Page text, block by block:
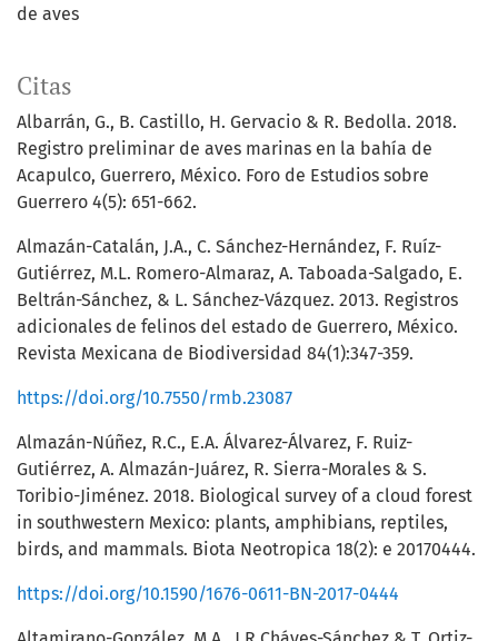
de aves
Citas
Albarrán, G., B. Castillo, H. Gervacio & R. Bedolla. 2018.
Registro preliminar de aves marinas en la bahía de
Acapulco, Guerrero, México. Foro de Estudios sobre
Guerrero 4(5): 651-662.
Almazán-Catalán, J.A., C. Sánchez-Hernández, F. Ruíz-
Gutiérrez, M.L. Romero-Almaraz, A. Taboada-Salgado, E.
Beltrán-Sánchez, & L. Sánchez-Vázquez. 2013. Registros
adicionales de felinos del estado de Guerrero, México.
Revista Mexicana de Biodiversidad 84(1):347-359.
https://doi.org/10.7550/rmb.23087
Almazán-Núñez, R.C., E.A. Álvarez-Álvarez, F. Ruiz-
Gutiérrez, A. Almazán-Juárez, R. Sierra-Morales & S.
Toribio-Jiménez. 2018. Biological survey of a cloud forest
in southwestern Mexico: plants, amphibians, reptiles,
birds, and mammals. Biota Neotropica 18(2): e 20170444.
https://doi.org/10.1590/1676-0611-BN-2017-0444